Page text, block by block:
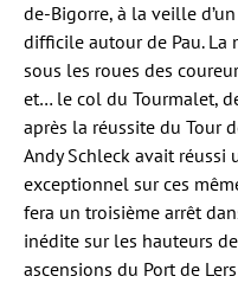
de-Bigorre, à la veille
difficile autour de Pau. La
sous les roues des
et… le col du Tourmalet,
après la réussite du Tour
Andy Schleck avait
exceptionnel sur ces
fera un troisième arrêt
inédite sur les hauteurs
ascensions du Port de